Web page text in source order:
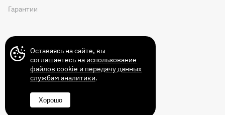
Гарантии
Контакты
+7 (499) 372-43-72
8 (800) 350-14-70
Оставаясь на сайте, вы
соглашаетесь на использование
файлов cookie и передачу данных
службам аналитики.
Хорошо